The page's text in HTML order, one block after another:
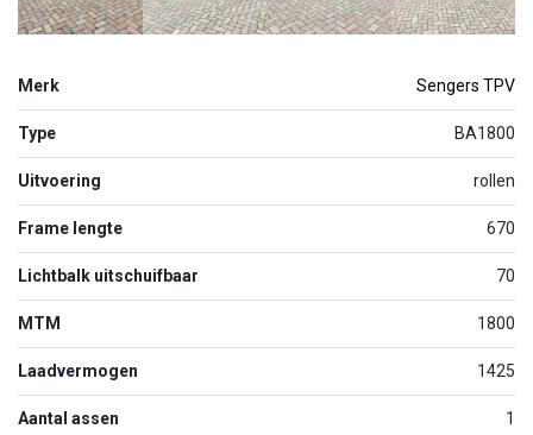
Merk Sengers TPV
Type BA1800
Uitvoering rollen
Frame lengte 670
Lichtbalk uitschuifbaar 70
MTM 1800
Laadvermogen 1425
Aantal assen 1